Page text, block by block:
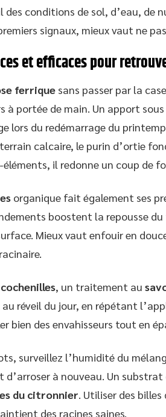
des conditions de sol, d’eau, de
signaux, mieux vaut ne
et efficaces pour
ferrique sans passer par la
à portée de main. Un apport
lors du redémarrage du
calcaire, le purin d’ortie
il redonne un coup de
organique fait également ses
boostent la repousse
Mieux vaut enfouir en
cochenilles, un traitement au
réveil du jour, en répétant
bien des envahisseurs tout en
surveillez l’humidité du
d’arroser à nouveau. Un substrat
du citronnier. Utiliser des
des racines saines.